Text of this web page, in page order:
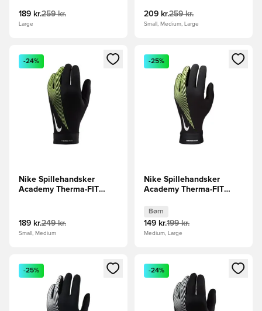
189 kr.259 kr.
Large
209 kr.259 kr.
Small, Medium, Large
Åbner en Modal til at logge ind eller tilmelde dig som
-24%
Nike Spillehandsker
Academy Therma-FIT
189 kr.249 kr.
Small, Medium
Åbner en Modal til at logge
-25%
Nike Spillehandsker
Academy Therma-FIT
Sort/Neon Børn
Børn
149 kr.199 kr.
Medium, Large
Åbner en Modal til at logge ind eller tilmelde dig som
-25%
Åbner en Modal til at logge
-24%